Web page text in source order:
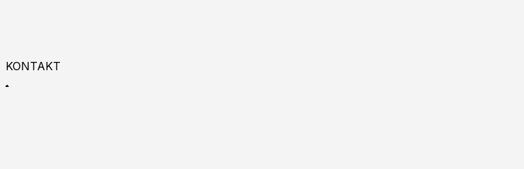
KONTAKT